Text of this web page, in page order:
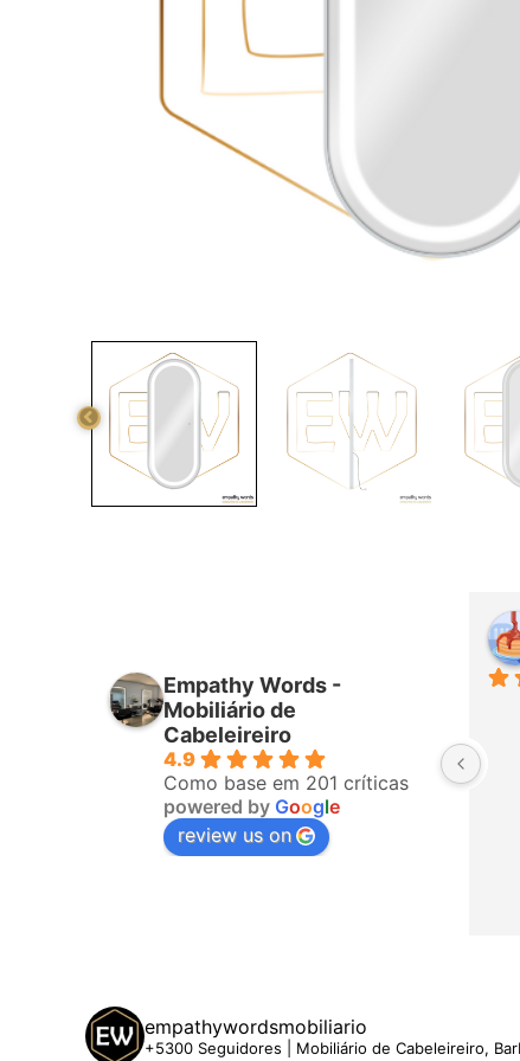
Empathy Words -
Mobiliário de
Cabeleireiro
4.9
Como base em 201 críticas
powered by Google
review us on
Sempre muito bem atendido por
todos da equipa! Já é a terceira
vez que compro com eles.
Recomendo!
empathywordsmobiliario
+5300 Seguidores | Mobiliário de Cabeleireiro,